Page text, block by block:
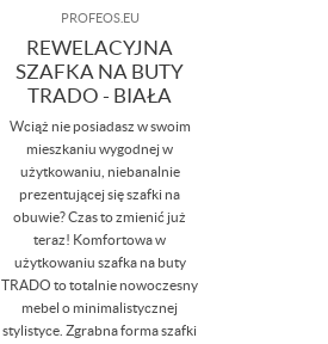
PROFEOS.EU
REWELACYJNA
SZAFKA NA BUTY
TRADO - BIAŁA
Wciąż nie posiadasz w swoim
mieszkaniu wygodnej w
użytkowaniu, niebanalnie
prezentującej się szafki na
obuwie? Czas to zmienić już
teraz! Komfortowa w
użytkowaniu szafka na buty
TRADO to totalnie nowoczesny
mebel o minimalistycznej
stylistyce. Zgrabna forma szafki